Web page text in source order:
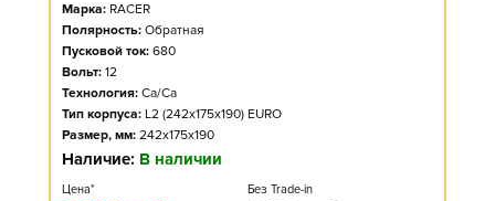
Марка: RACER
Полярность: Обратная
Пусковой ток: 680
Вольт: 12
Технология: Ca/Ca
Тип корпуса: L2 (242x175x190) EURO
Размер, мм: 242x175x190
Наличие: В наличии
Цена* Без Trade-in